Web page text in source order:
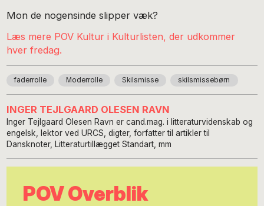
Mon de nogensinde slipper væk?
Læs mere POV Kultur i Kulturlisten, der udkommer
hver fredag.
faderrolle Moderrolle Skilsmisse skilsmissebørn
INGER TEJLGAARD OLESEN RAVN
Inger Tejlgaard Olesen Ravn er cand.mag. i litteraturvidenskab og
engelsk, lektor ved URCS, digter, forfatter til artikler til
Dansknoter, Litteraturtillægget Standart, mm
POV Overblik